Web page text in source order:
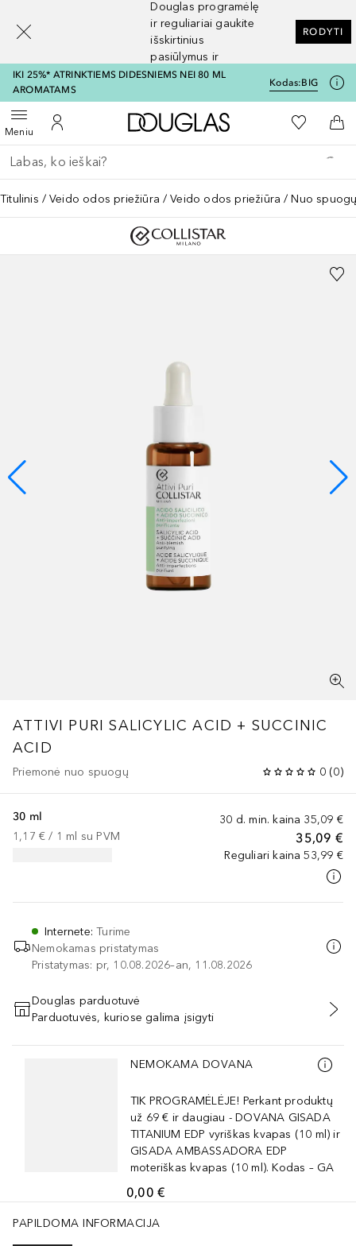
Douglas programėlę
ir reguliariai gaukite
išskirtinius
pasiūlymus ir
nuolaidas
RODYTI
IKI 25%* ATRINKTIEMS DIDESNIEMS NEI 80 ML
AROMATAMS
Kodas:BIG
MeniuAtidaryti meniuĮ mano paskyrą
Į Douglas pagrindinį
Į mano
Į
Grįžk atgal
Vykdykite paiešką
Titulinis Veido odos priežiūra Veido odos priežiūra Nuo
ATTIVI PURI SALICYLIC ACID + SUCCINIC
ACID
Priemonė nuo spuogų 0 (0)
30 d. min. kaina 35,09 €
35,09 €
Reguliari kaina 53,99 €
30 ml
1,17 € / 1 ml su PVM
Internete:Turime
Nemokamas pristatymas
Pristatymas: pr, 10.08.2026–an, 11.08.2026
PRIDĖTI Į KREPŠELĮ
Douglas parduotuvė
Parduotuvės, kuriose galima įsigyti
Praleisti slankiklį
NEMOKAMA DOVANA
TIK PROGRAMĖLĖJE! Perkant produktų
už 69 € ir daugiau - DOVANA GISADA
TITANIUM EDP vyriškas kvapas (10 ml) ir
GISADA AMBASSADORA EDP
moteriškas kvapas (10 ml). Kodas – GA
0,00 €
PAPILDOMA INFORMACIJA
[navigation.slideout.screenreader]